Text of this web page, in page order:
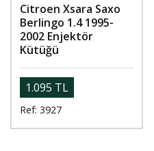
Citroen Xsara Saxo
Berlingo 1.4 1995-
2002 Enjektör
Kütüğü
1.095 TL
Ref: 3927